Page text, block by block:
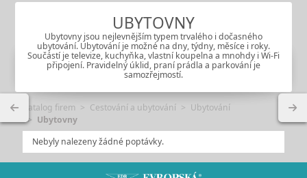
UBYTOVNY
Ubytovny jsou nejlevnějším typem trvalého i dočasného
ubytování. Ubytování je možné na dny, týdny, měsíce i roky.
Součástí je televize, kuchyňka, vlastní koupelna a mnohdy i Wi-Fi
připojení. Pravidelný úklid, praní prádla a parkování je
samozřejmostí.
Katalog firem Cestování a ubytování
Ubytování
Ubytovny
Nebyly nalezeny žádné poptávky.